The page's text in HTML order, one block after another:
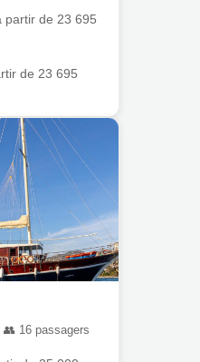
partir de 23 695
de 23 695
16 passagers